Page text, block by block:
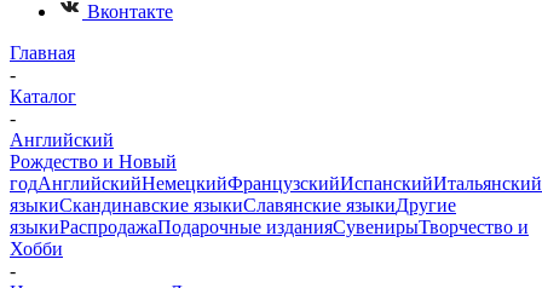
Вконтакте
Главная
-
Каталог
-
Английский
Рождество и Новый
годАнглийскийНемецкийФранцузскийИспанскийИтальянский
языкиСкандинавские языкиСлавянские языкиДругие
языкиРаспродажаПодарочные изданияСувенирыТворчество и
Хобби
-